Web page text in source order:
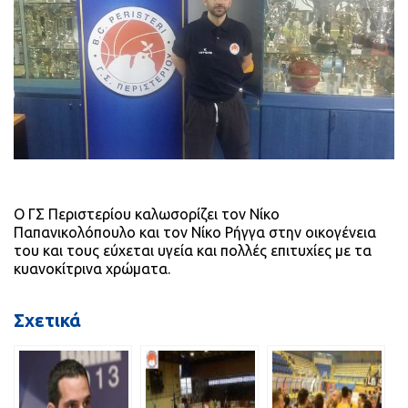
Ο ΓΣ Περιστερίου καλωσορίζει τον Νίκο
Παπανικολόπουλο και τον Νίκο Ρήγγα στην οικογένεια
του και τους εύχεται υγεία και πολλές επιτυχίες με τα
κυανοκίτρινα χρώματα.
Σχετικά